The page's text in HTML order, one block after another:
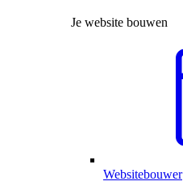
Je website bouwen
Websitebouwer